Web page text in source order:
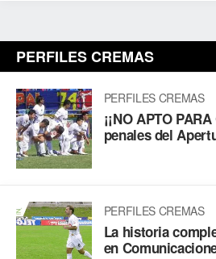
PERFILES CREMAS
PERFILES CREMAS
¡¡NO APTO
penales del
PERFILES CREMAS
La historia
en